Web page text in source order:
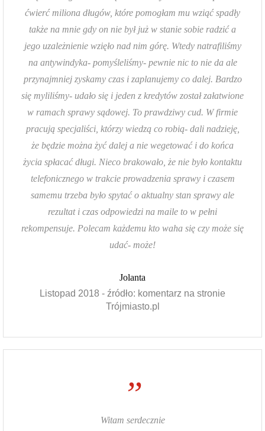
ćwierć miliona długów, które pomogłam mu wziąć spadły
także na mnie gdy on nie był już w stanie sobie radzić a
jego uzależnienie wzięło nad nim górę. Wtedy natrafiliśmy
na antywindyka- pomyśleliśmy- pewnie nic to nie da ale
przynajmniej zyskamy czas i zaplanujemy co dalej. Bardzo
się myliliśmy- udało się i jeden z kredytów został załatwione
w ramach sprawy sądowej. To prawdziwy cud. W firmie
pracują specjaliści, którzy wiedzą co robią- dali nadzieję,
że będzie można żyć dalej a nie wegetować i do końca
życia spłacać długi. Nieco brakowało, że nie było kontaktu
telefonicznego w trakcie prowadzenia sprawy i czasem
samemu trzeba było spytać o aktualny stan sprawy ale
rezultat i czas odpowiedzi na maile to w pełni
rekompensuje. Polecam każdemu kto waha się czy może się
udać- może!
Jolanta
Listopad 2018 - źródło: komentarz na stronie
Trójmiasto.pl
”
Witam serdecznie